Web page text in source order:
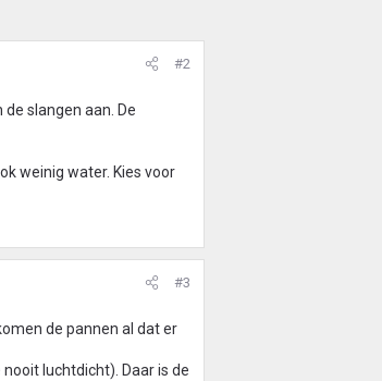
#2
slangen aan. De
weinig water. Kies voor
#3
de pannen al dat er
luchtdicht). Daar is de